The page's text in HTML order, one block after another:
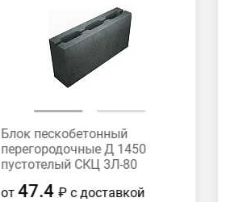
Блок пескобетонный
перегородочные Д 1450
пустотелый СКЦ 3Л-80
от 47.4 ₽ с доставкой